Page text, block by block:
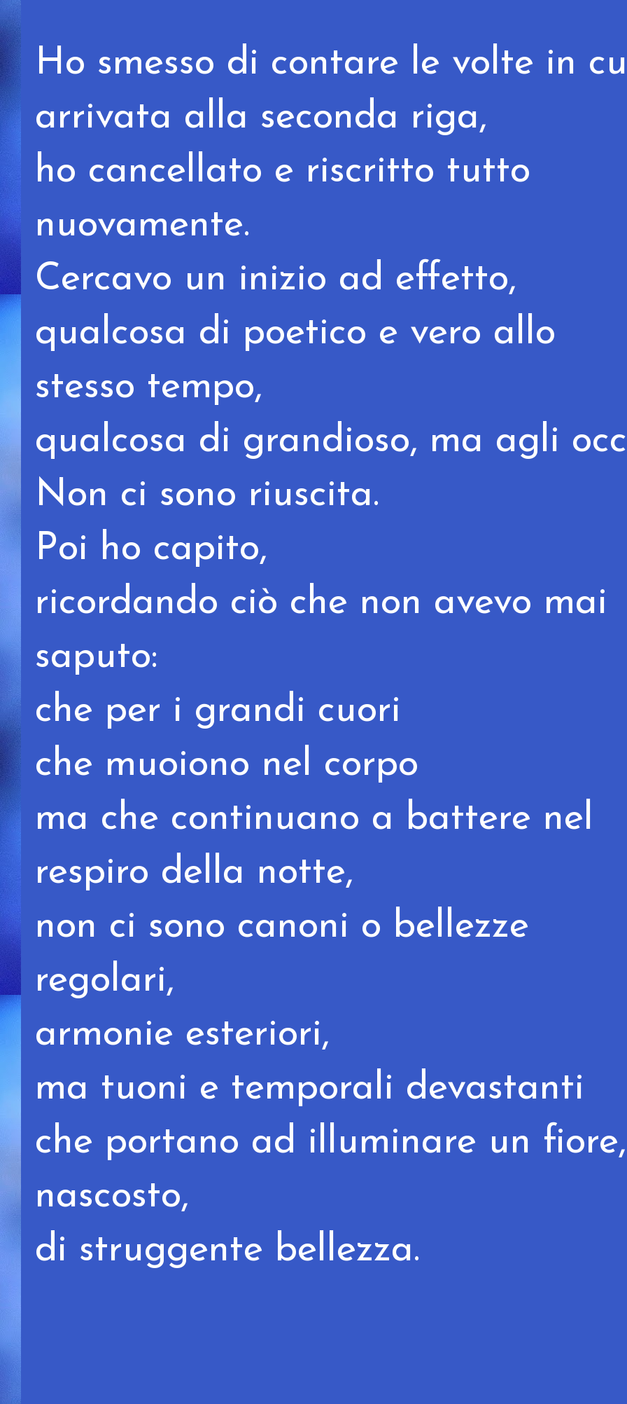
Ho smesso di contare le volte in
arrivata alla seconda riga,
ho cancellato e riscritto tutto
nuovamente.
Cercavo un inizio ad effetto,
qualcosa di poetico e vero allo
stesso tempo,
qualcosa di grandioso, ma agli
Non ci sono riuscita.
Poi ho capito,
ricordando ciò che non avevo mai
saputo:
che per i grandi cuori
che muoiono nel corpo
ma che continuano a battere nel
respiro della notte,
non ci sono canoni o bellezze
regolari,
armonie esteriori,
ma tuoni e temporali devastanti
che portano ad illuminare un fiore,
nascosto,
di struggente bellezza.